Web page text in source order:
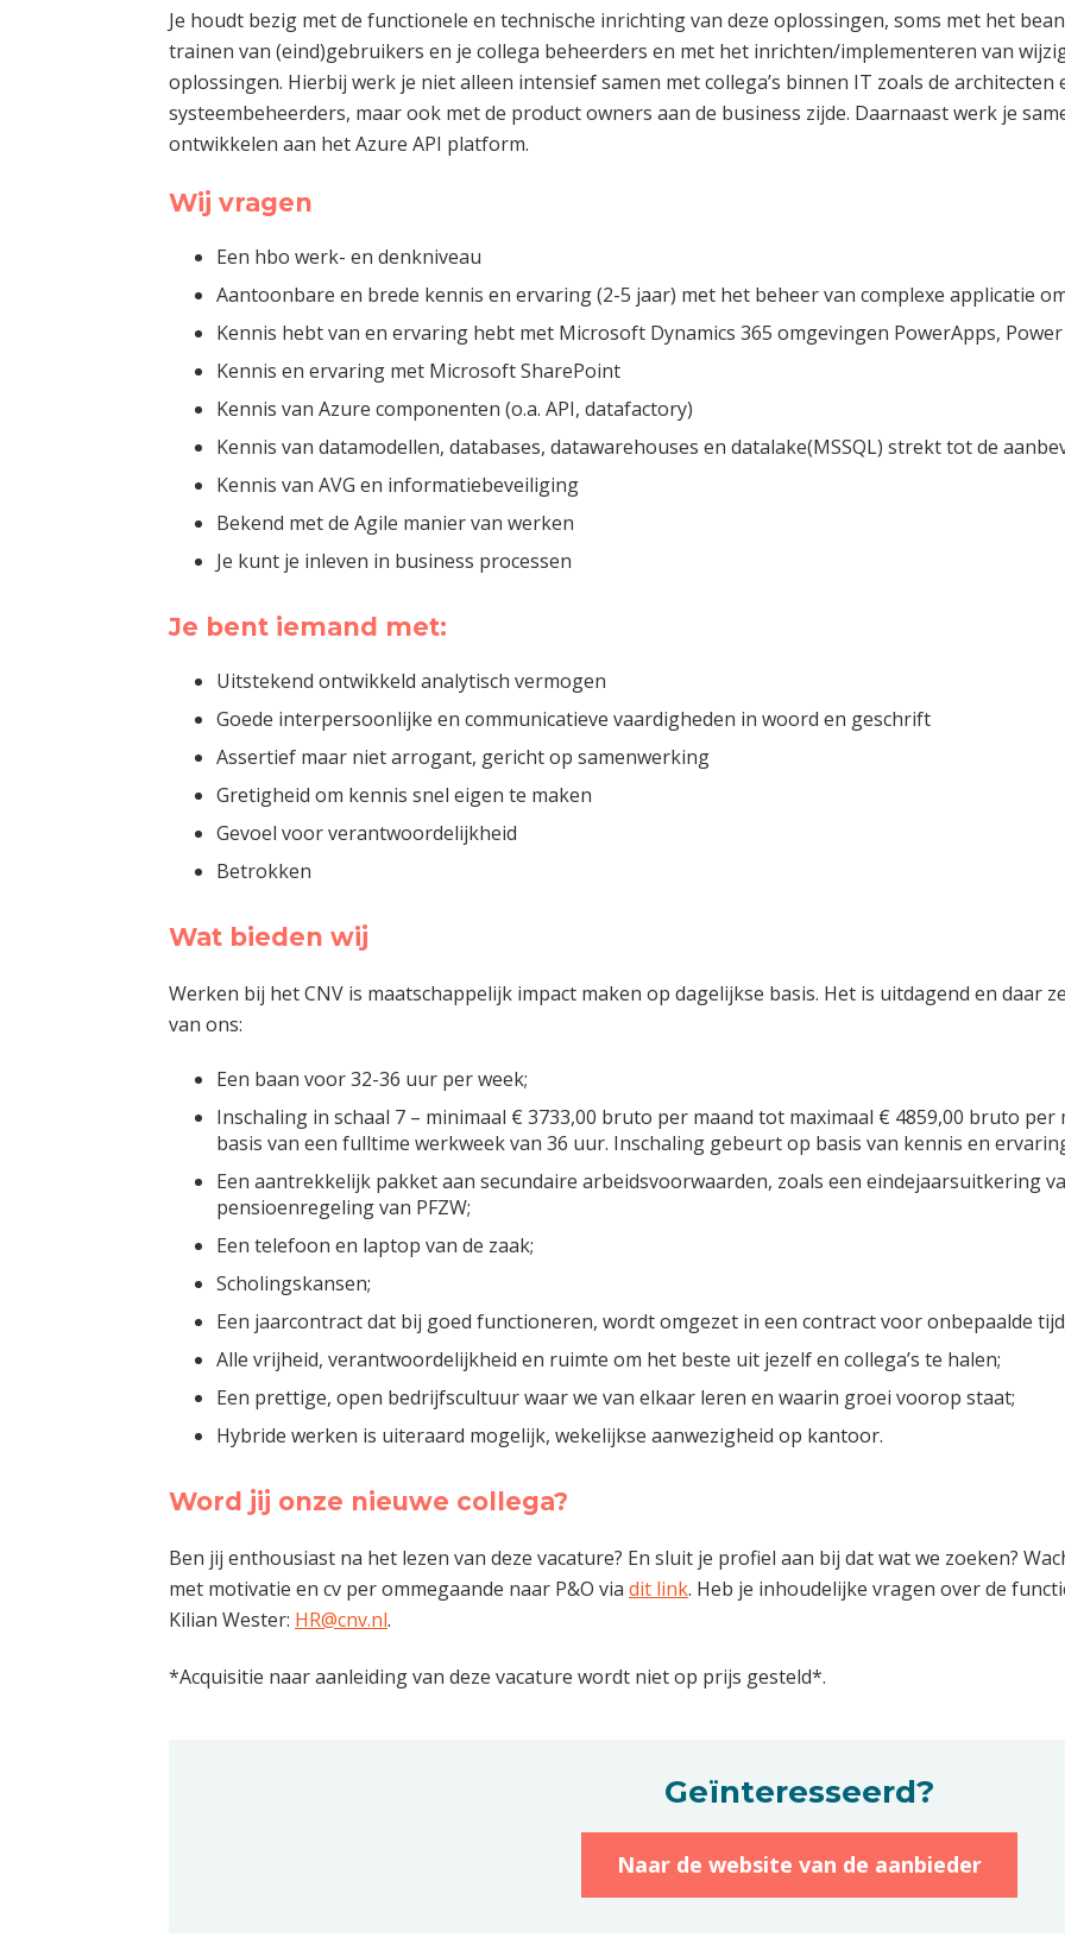
Je houdt bezig met de functionele en technische inrichting van deze oplossingen, soms met het
trainen van (eind)gebruikers en je collega beheerders en met het inrichten/implementeren van
oplossingen. Hierbij werk je niet alleen intensief samen met collega’s binnen IT zoals de architecten
systeembeheerders, maar ook met de product owners aan de business zijde. Daarnaast werk je
ontwikkelen aan het Azure API platform.
Wij vragen
Een hbo werk- en denkniveau
Aantoonbare en brede kennis en ervaring (2-5 jaar) met het beheer van complexe applicatie
Kennis hebt van en ervaring hebt met Microsoft Dynamics 365 omgevingen PowerApps,
Kennis en ervaring met Microsoft SharePoint
Kennis van Azure componenten (o.a. API, datafactory)
Kennis van datamodellen, databases, datawarehouses en datalake(MSSQL) strekt tot de
Kennis van AVG en informatiebeveiliging
Bekend met de Agile manier van werken
Je kunt je inleven in business processen
Je bent iemand met:
Uitstekend ontwikkeld analytisch vermogen
Goede interpersoonlijke en communicatieve vaardigheden in woord en geschrift
Assertief maar niet arrogant, gericht op samenwerking
Gretigheid om kennis snel eigen te maken
Gevoel voor verantwoordelijkheid
Betrokken
Wat bieden wij
Werken bij het CNV is maatschappelijk impact maken op dagelijkse basis. Het is uitdagend en daar
van ons:
Een baan voor 32-36 uur per week;
Inschaling in schaal 7 – minimaal € 3733,00 bruto per maand tot maximaal € 4859,00 bruto per
basis van een fulltime werkweek van 36 uur. Inschaling gebeurt op basis van kennis en
Een aantrekkelijk pakket aan secundaire arbeidsvoorwaarden, zoals een eindejaarsuitkering
pensioenregeling van PFZW;
Een telefoon en laptop van de zaak;
Scholingskansen;
Een jaarcontract dat bij goed functioneren, wordt omgezet in een contract voor onbepaalde
Alle vrijheid, verantwoordelijkheid en ruimte om het beste uit jezelf en collega’s te halen;
Een prettige, open bedrijfscultuur waar we van elkaar leren en waarin groei voorop staat;
Hybride werken is uiteraard mogelijk, wekelijkse aanwezigheid op kantoor.
Word jij onze nieuwe collega?
Ben jij enthousiast na het lezen van deze vacature? En sluit je profiel aan bij dat wat we zoeken?
met motivatie en cv per ommegaande naar P&O via dit link. Heb je inhoudelijke vragen over de
Kilian Wester: HR@cnv.nl.
*Acquisitie naar aanleiding van deze vacature wordt niet op prijs gesteld*.
Geïnteresseerd?
Naar de website van de aanbieder